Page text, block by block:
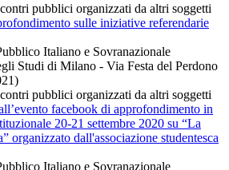
pubblici organizzati da altri soggetti
sulle iniziative referendarie
Italiano e Sovranazionale
Studi di Milano - Via Festa del Perdono
pubblici organizzati da altri soggetti
facebook di approfondimento in
20-21 settembre 2020 su “La
organizzato dall'associazione studentesca
Italiano e Sovranazionale